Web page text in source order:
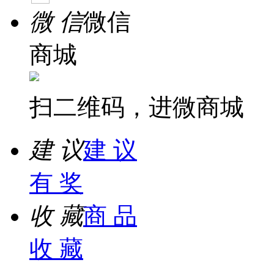
微 信微信
商城
扫二维码，进微商城
建 议建 议
有 奖
收 藏商 品
收 藏